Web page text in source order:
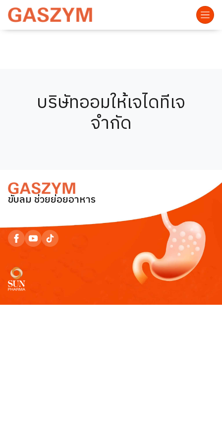
บริษัทออมให้เจไดทีเจ
จำกัด
ขับลม ช่วยย่อยอาหาร